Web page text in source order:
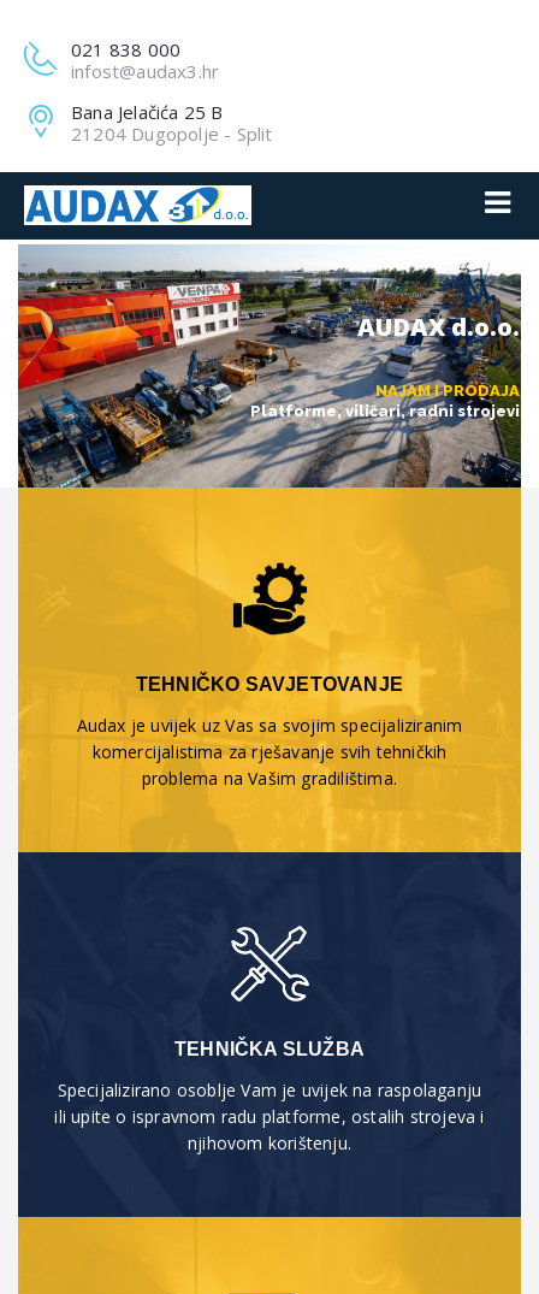
021 838 000
infost@audax3.hr
Bana Jelačića 25 B
21204 Dugopolje - Split
Platforme, viličari, radni strojevi
NAJAM I PRODAJA
AUDAX d.o.o.
TEHNIČKO SAVJETOVANJE
Audax je uvijek uz Vas sa svojim specijaliziranim
komercijalistima za rješavanje svih tehničkih
problema na Vašim gradilištima.
TEHNIČKA SLUŽBA
Specijalizirano osoblje Vam je uvijek na raspolaganju
ili upite o ispravnom radu platforme, ostalih strojeva i
njihovom korištenju.